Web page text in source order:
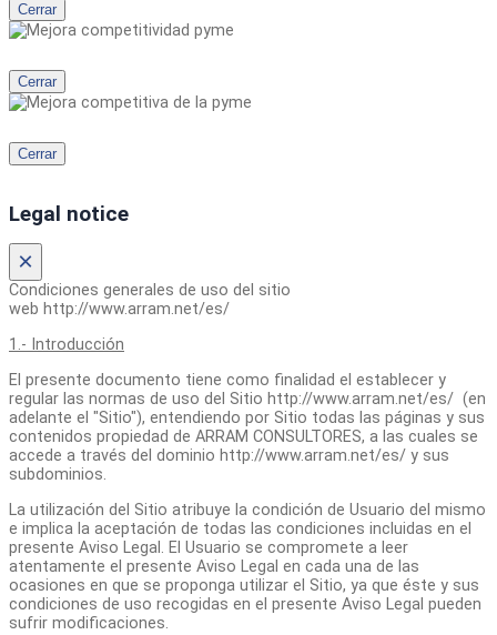
Cerrar
Cerrar
Cerrar
Legal notice
×
Condiciones generales de uso del sitio
web http://www.arram.net/es/
1.- Introducción
El presente documento tiene como finalidad el establecer y
regular las normas de uso del Sitio http://www.arram.net/es/ (en
adelante el "Sitio"), entendiendo por Sitio todas las páginas y sus
contenidos propiedad de ARRAM CONSULTORES, a las cuales se
accede a través del dominio http://www.arram.net/es/ y sus
subdominios.
La utilización del Sitio atribuye la condición de Usuario del mismo
e implica la aceptación de todas las condiciones incluidas en el
presente Aviso Legal. El Usuario se compromete a leer
atentamente el presente Aviso Legal en cada una de las
ocasiones en que se proponga utilizar el Sitio, ya que éste y sus
condiciones de uso recogidas en el presente Aviso Legal pueden
sufrir modificaciones.